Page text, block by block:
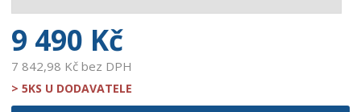
0
9 490 Kč
7 842,98 Kč bez DPH
> 5KS U DODAVATELE